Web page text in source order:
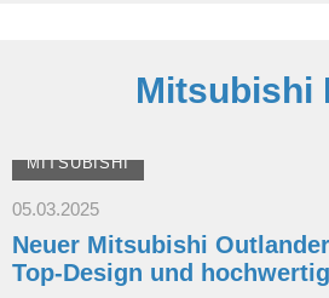
Mitsubishi
MITSUBISHI
05.03.2025
Neuer Mitsubishi
Top-Design und